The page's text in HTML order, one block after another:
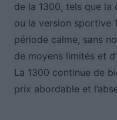
de la 1300, tels que la
ou la version sportive
période calme, sans
de moyens limités et
La 1300 continue de
prix abordable et